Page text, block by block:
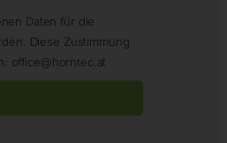
Daten für die
Diese Zustimmung
office@horntec.at